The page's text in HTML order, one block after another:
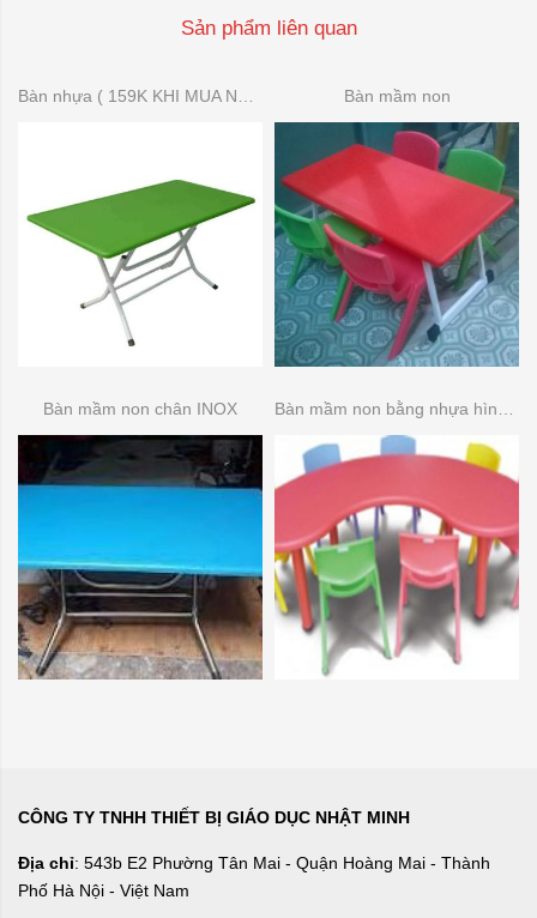
Sản phẩm liên quan
Bàn mầm non
Bàn mầm non chân INOX
CÔNG TY TNHH THIẾT BỊ GIÁO DỤC NHẬT MINH
Địa chỉ: 543b E2 Phường Tân Mai - Quận Hoàng Mai - Thành
Phố Hà Nội - Việt Nam